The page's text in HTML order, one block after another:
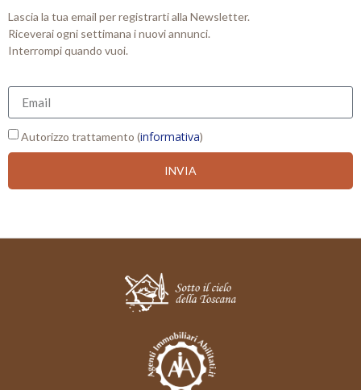
Lascia la tua email per registrarti alla Newsletter.
Riceverai ogni settimana i nuovi annunci.
Interrompi quando vuoi.
Autorizzo trattamento (informativa)
INVIA